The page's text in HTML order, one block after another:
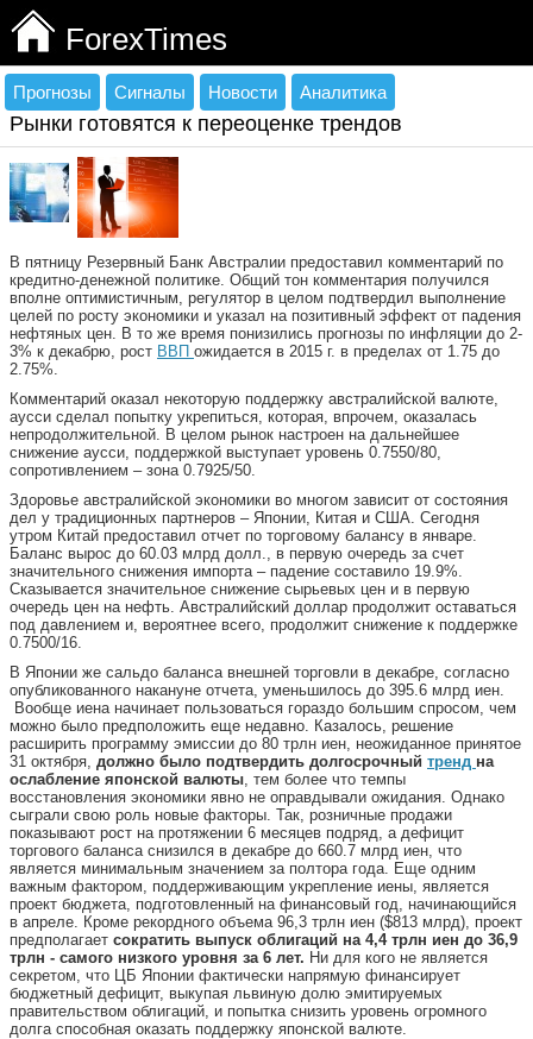
ForexTimes
Прогнозы Сигналы Новости Аналитика
Рынки готовятся к переоценке трендов
В пятницу Резервный Банк Австралии предоставил комментарий по
кредитно-денежной политике. Общий тон комментария получился
вполне оптимистичным, регулятор в целом подтвердил выполнение
целей по росту экономики и указал на позитивный эффект от падения
нефтяных цен. В то же время понизились прогнозы по инфляции до 2-
3% к декабрю, рост ВВП ожидается в 2015 г. в пределах от 1.75 до
2.75%.
Комментарий оказал некоторую поддержку австралийской валюте,
аусси сделал попытку укрепиться, которая, впрочем, оказалась
непродолжительной. В целом рынок настроен на дальнейшее
снижение аусси, поддержкой выступает уровень 0.7550/80,
сопротивлением – зона 0.7925/50.
Здоровье австралийской экономики во многом зависит от состояния
дел у традиционных партнеров – Японии, Китая и США. Сегодня
утром Китай предоставил отчет по торговому балансу в январе.
Баланс вырос до 60.03 млрд долл., в первую очередь за счет
значительного снижения импорта – падение составило 19.9%.
Сказывается значительное снижение сырьевых цен и в первую
очередь цен на нефть. Австралийский доллар продолжит оставаться
под давлением и, вероятнее всего, продолжит снижение к поддержке
0.7500/16.
В Японии же сальдо баланса внешней торговли в декабре, согласно
опубликованного накануне отчета, уменьшилось до 395.6 млрд иен.
Вообще иена начинает пользоваться гораздо большим спросом, чем
можно было предположить еще недавно. Казалось, решение
расширить программу эмиссии до 80 трлн иен, неожиданное принятое
31 октября, должно было подтвердить долгосрочный тренд на
ослабление японской валюты, тем более что темпы
восстановления экономики явно не оправдывали ожидания. Однако
сыграли свою роль новые факторы. Так, розничные продажи
показывают рост на протяжении 6 месяцев подряд, а дефицит
торгового баланса снизился в декабре до 660.7 млрд иен, что
является минимальным значением за полтора года. Еще одним
важным фактором, поддерживающим укрепление иены, является
проект бюджета, подготовленный на финансовый год, начинающийся
в апреле. Кроме рекордного объема 96,3 трлн иен ($813 млрд), проект
предполагает сократить выпуск облигаций на 4,4 трлн иен до 36,9
трлн - самого низкого уровня за 6 лет. Ни для кого не является
секретом, что ЦБ Японии фактически напрямую финансирует
бюджетный дефицит, выкупая львиную долю эмитируемых
правительством облигаций, и попытка снизить уровень огромного
долга способная оказать поддержку японской валюте.